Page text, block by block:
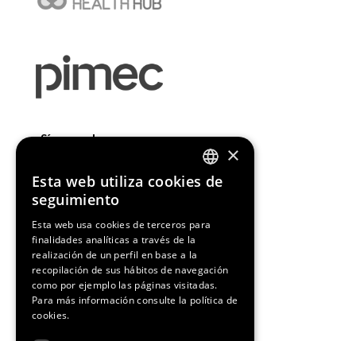
¡Síguenos!
Media Partners
ENGLISH
×
Esta web utiliza cookies de
seguimiento
Esta web usa cookies de terceros para
finalidades analíticas a través de la
realización de un perfil en base a la
recopilación de sus hábitos de navegación
como por ejemplo las páginas visitadas.
Para más información consulte la política de
cookies.